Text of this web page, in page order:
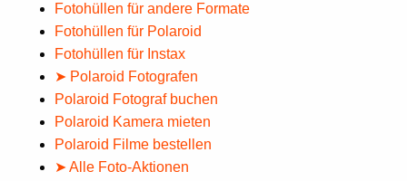
Fotohüllen für andere Formate
Fotohüllen für Polaroid
Fotohüllen für Instax
➤ Polaroid Fotografen
Polaroid Fotograf buchen
Polaroid Kamera mieten
Polaroid Filme bestellen
➤ Alle Foto-Aktionen